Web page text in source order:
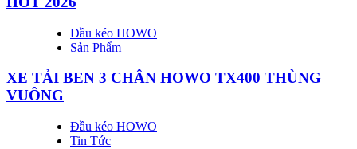
Đầu kéo HOWO
Sản Phẩm
XE TẢI BEN 3 CHÂN HOWO TX400 THÙNG
VUÔNG
Đầu kéo HOWO
Tin Tức